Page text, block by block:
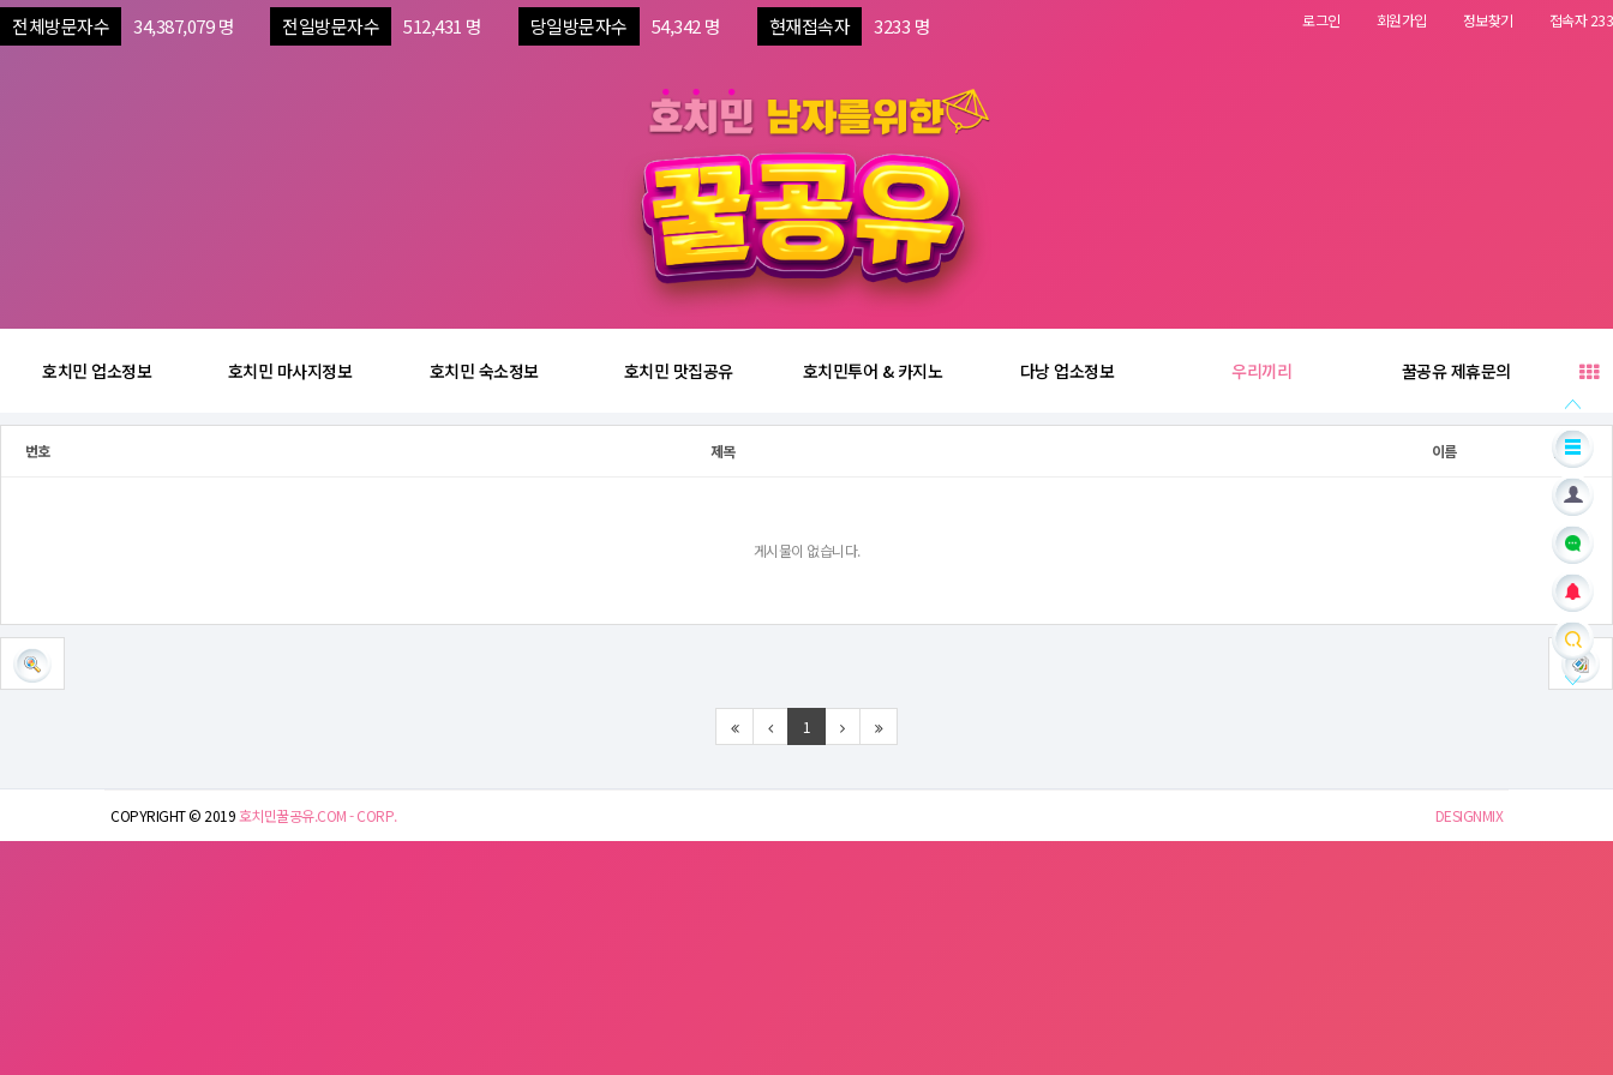
전체방문자수 34,387,079 명 전일방문자수 512,431 명 당일방문자수 54,342 명 현재접속자 3233 명 로그인 회원가입 정보찾기 접속자 233
호치민 업소정보 호치민 마사지정보 호치민 숙소정보 호치민 맛집공유 호치민투어 & 카지노 다낭 업소정보 우리끼리 꿀공유 제휴문의
번호 제목 이름 날짜
게시물이 없습니다.
1
COPYRIGHT © 2019호치민꿀공유.COM - CORP. DESIGNMIX